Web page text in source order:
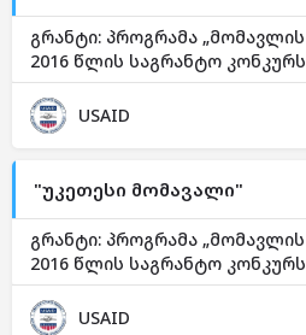
გრანტი: პროგრამა
2016 წლის საგრანტო
USAID
"უკეთესი მომავალი"
გრანტი: პროგრამა
2016 წლის საგრანტო
USAID